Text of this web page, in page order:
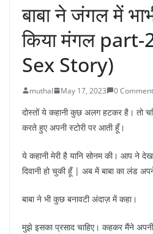
बाबा ने जंगल में
किया मंगल
Sex Story)
muthal May 17, 2023 0
दोस्तों ये कहानी कुछ अलग हटकर है। तो
करते हुए अपनी स्टोरी पर आती हूँ।
ये कहानी मेरी है यानि सोनम की। आप ने
दिवानी हो चुकी हूँ | अब में बाबा का लंड
बाबा ने भी कुछ बनावटी अंदाज़ में कहा।
मुझे इसका प्रसाद चाहिए। कहकर मैंने